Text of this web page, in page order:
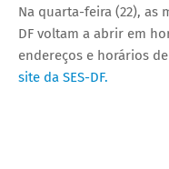
Na quarta-feira (22), as
DF voltam a abrir em
endereços e horários
site da SES-DF.